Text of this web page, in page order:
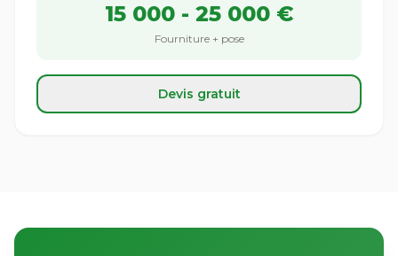
15 000 - 25 000 €
Fourniture + pose
Devis gratuit